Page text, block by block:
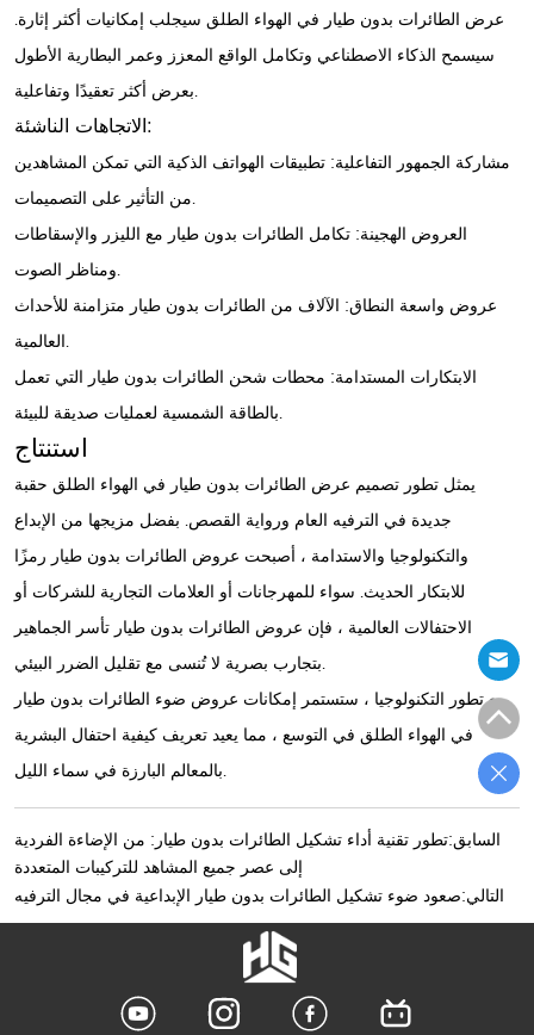
عرض الطائرات بدون طيار في الهواء الطلق سيجلب إمكانيات أكثر إثارة.
سيسمح الذكاء الاصطناعي وتكامل الواقع المعزز وعمر البطارية الأطول
بعرض أكثر تعقيدًا وتفاعلية.
الاتجاهات الناشئة:
مشاركة الجمهور التفاعلية: تطبيقات الهواتف الذكية التي تمكن المشاهدين
من التأثير على التصميمات.
العروض الهجينة: تكامل الطائرات بدون طيار مع الليزر والإسقاطات
ومناظر الصوت.
عروض واسعة النطاق: الآلاف من الطائرات بدون طيار متزامنة للأحداث
العالمية.
الابتكارات المستدامة: محطات شحن الطائرات بدون طيار التي تعمل
بالطاقة الشمسية لعمليات صديقة للبيئة.
استنتاج
يمثل تطور تصميم عرض الطائرات بدون طيار في الهواء الطلق حقبة
جديدة في الترفيه العام ورواية القصص. بفضل مزيجها من الإبداع
والتكنولوجيا والاستدامة ، أصبحت عروض الطائرات بدون طيار رمزًا
للابتكار الحديث. سواء للمهرجانات أو العلامات التجارية للشركات أو
الاحتفالات العالمية ، فإن عروض الطائرات بدون طيار تأسر الجماهير
بتجارب بصرية لا تُنسى مع تقليل الضرر البيئي.
مع تطور التكنولوجيا ، ستستمر إمكانات عروض ضوء الطائرات بدون طيار
في الهواء الطلق في التوسع ، مما يعيد تعريف كيفية احتفال البشرية
بالمعالم البارزة في سماء الليل.
السابق:تطور تقنية أداء تشكيل الطائرات بدون طيار: من الإضاءة الفردية
إلى عصر جميع المشاهد للتركيبات المتعددة
التالي:صعود ضوء تشكيل الطائرات بدون طيار الإبداعية في مجال الترفيه
شعار